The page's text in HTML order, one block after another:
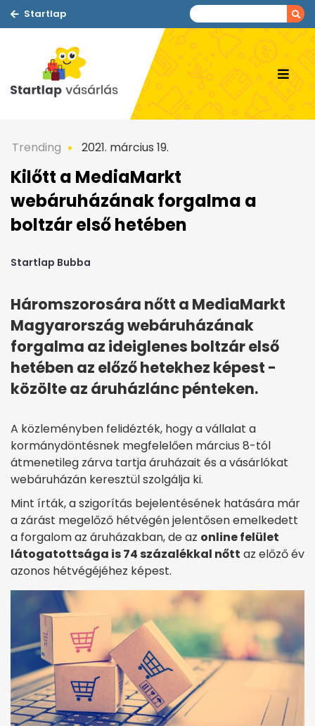
Startlap
Trending 2021. március 19.
Kilőtt a MediaMarkt
webáruházának forgalma a
boltzár első hetében
Startlap Bubba
Háromszorosára nőtt a MediaMarkt
Magyarország webáruházának
forgalma az ideiglenes boltzár első
hetében az előző hetekhez képest -
közölte az áruházlánc pénteken.
A közleményben felidézték, hogy a vállalat a
kormánydöntésnek megfelelően március 8-tól
átmenetileg zárva tartja áruházait és a vásárlókat
webáruházán keresztül szolgálja ki.
Mint írták, a szigorítás bejelentésének hatására már
a zárást megelőző hétvégén jelentősen emelkedett
a forgalom az áruházakban, de az online felület
látogatottsága is 74 százalékkal nőtt az előző év
azonos hétvégéjéhez képest.